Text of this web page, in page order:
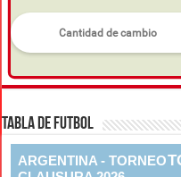
TABLA DE FUTBOL